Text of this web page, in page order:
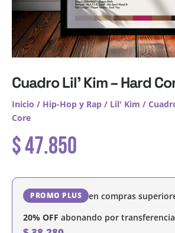
Cuadro Lil’ Kim – Hard
Inicio / Hip-Hop y Rap / Lil' Kim /
Core
$47.850
PROMO PLUS en compras
20% OFF abonando por